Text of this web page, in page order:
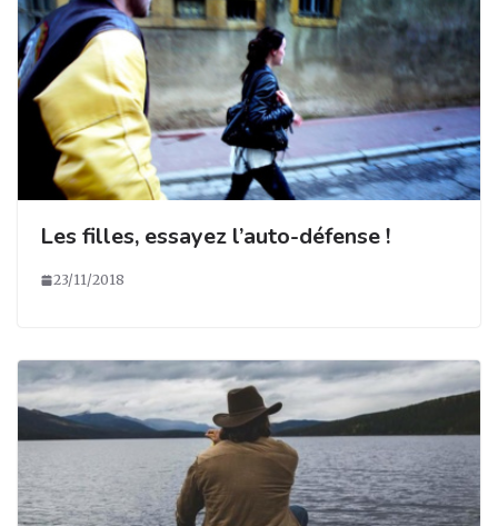
Les filles, essayez l’auto-défense !
23/11/2018